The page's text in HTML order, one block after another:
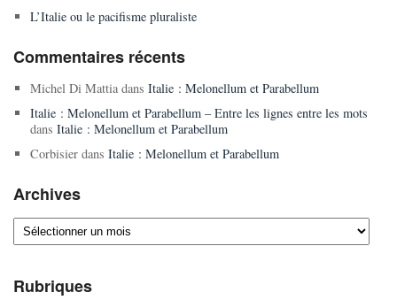
L’Italie ou le pacifisme pluraliste
Commentaires récents
Michel Di Mattiadans Italie : Melonellum et Parabellum
Italie : Melonellum et Parabellum – Entre les lignes entre les mots
dans Italie : Melonellum et Parabellum
Corbisierdans Italie : Melonellum et Parabellum
Archives
Archives
Rubriques